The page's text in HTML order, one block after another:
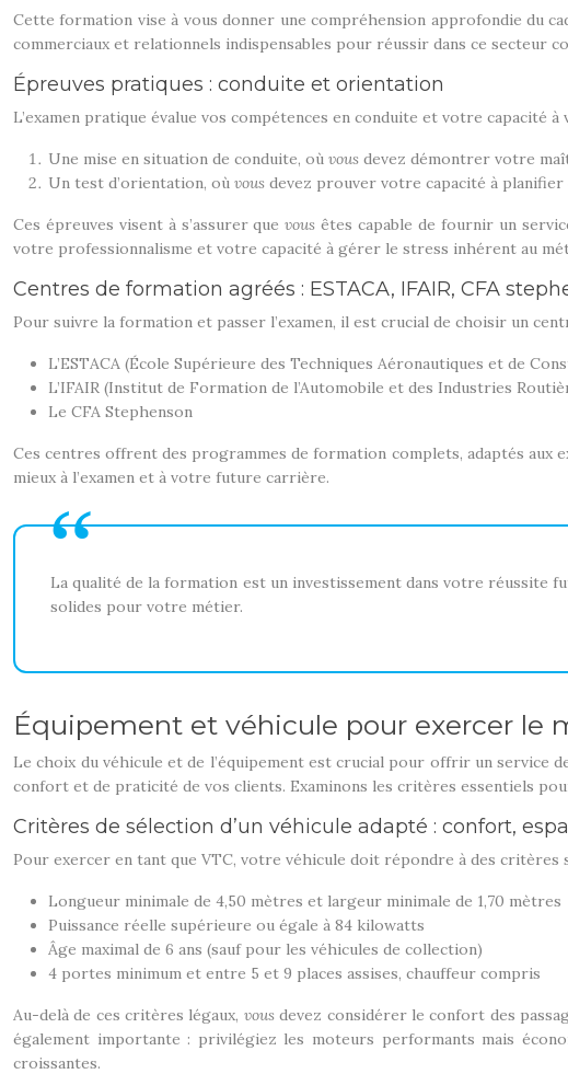
Cette formation vise à vous donner une compréhension approfondie du
commerciaux et relationnels indispensables pour réussir dans ce secteur
Épreuves pratiques : conduite et orientation
L’examen pratique évalue vos compétences en conduite et votre capacité
Une mise en situation de conduite, où vous devez démontrer votre
Un test d’orientation, où vous devez prouver votre capacité à
Ces épreuves visent à s’assurer quevousêtes capable de fournir un
votre professionnalisme et votre capacité à gérer le stress inhérent au
Centres de formation agréés : ESTACA, IFAIR, CFA
Pour suivre la formation et passer l’examen, il est crucial de choisir un
L’ESTACA (École Supérieure des Techniques Aéronautiques et de
L’IFAIR (Institut de Formation de l’Automobile et des Industries
Le CFA Stephenson
Ces centres offrent des programmes de formation complets, adaptés aux
mieux à l’examen et à votre future carrière.
La qualité de la formation est un investissement dans votre réussite
solides pour votre métier.
Équipement et véhicule pour exercer le
Le choix du véhicule et de l’équipement est crucial pour offrir un service
confort et de praticité de vos clients. Examinons les critères essentiels
Critères de sélection d’un véhicule adapté : confort,
Pour exercer en tant que VTC, votre véhicule doit répondre à des critères
Longueur minimale de 4,50 mètres et largeur minimale de 1,70 mètres
Puissance réelle supérieure ou égale à 84 kilowatts
Âge maximal de 6 ans (sauf pour les véhicules de collection)
4 portes minimum et entre 5 et 9 places assises, chauffeur compris
Au-delà de ces critères légaux, vousdevez considérer le confort des
également importante : privilégiez les moteurs performants mais
croissantes.